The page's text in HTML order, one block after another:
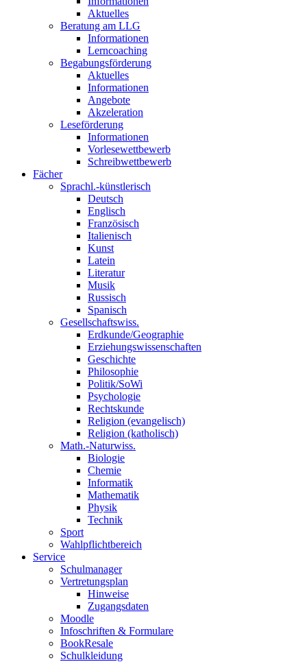
Aktuelles
Beratung am LLG
Informationen
Lerncoaching
Begabungsförderung
Aktuelles
Informationen
Angebote
Akzeleration
Leseförderung
Informationen
Vorlesewettbewerb
Schreibwettbewerb
Fächer
Sprachl.-künstlerisch
Deutsch
Englisch
Französisch
Italienisch
Kunst
Latein
Literatur
Musik
Russisch
Spanisch
Gesellschaftswiss.
Erdkunde/Geographie
Erziehungswissenschaften
Geschichte
Philosophie
Politik/SoWi
Psychologie
Rechtskunde
Religion (evangelisch)
Religion (katholisch)
Math.-Naturwiss.
Biologie
Chemie
Informatik
Mathematik
Physik
Technik
Sport
Wahlpflichtbereich
Service
Schulmanager
Vertretungsplan
Hinweise
Zugangsdaten
Moodle
Infoschriften & Formulare
BookResale
Schulkleidung